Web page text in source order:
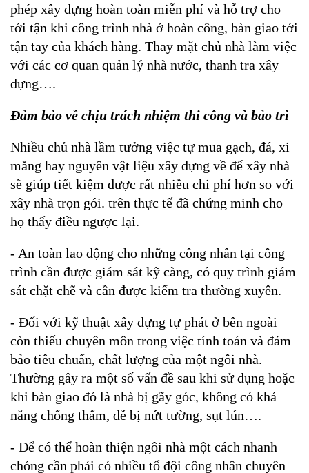
phép xây dựng hoàn toàn miễn phí và hỗ trợ cho
tới tận khi công trình nhà ở hoàn công, bàn giao tới
tận tay của khách hàng. Thay mặt chủ nhà làm việc
với các cơ quan quản lý nhà nước, thanh tra xây
dựng….
Đảm bảo về chịu trách nhiệm thi công và bảo trì
Nhiều chủ nhà lầm tưởng việc tự mua gạch, đá, xi
măng hay nguyên vật liệu xây dựng về để xây nhà
sẽ giúp tiết kiệm được rất nhiều chi phí hơn so với
xây nhà trọn gói. trên thực tế đã chứng minh cho
họ thấy điều ngược lại.
- An toàn lao động cho những công nhân tại công
trình cần được giám sát kỹ càng, có quy trình giám
sát chặt chẽ và cần được kiểm tra thường xuyên.
- Đối với kỹ thuật xây dựng tự phát ở bên ngoài
còn thiếu chuyên môn trong việc tính toán và đảm
bảo tiêu chuẩn, chất lượng của một ngôi nhà.
Thường gây ra một số vấn đề sau khi sử dụng hoặc
khi bàn giao đó là nhà bị gãy góc, không có khả
năng chống thấm, dễ bị nứt tường, sụt lún….
- Để có thể hoàn thiện ngôi nhà một cách nhanh
chóng cần phải có nhiều tổ đội công nhân chuyên